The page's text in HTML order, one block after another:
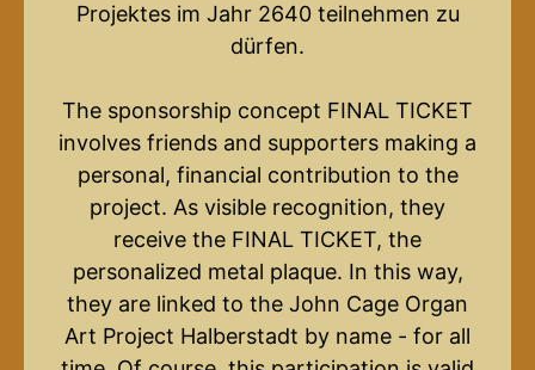
Projektes im Jahr 2640 teilnehmen zu
dürfen.
The sponsorship concept FINAL TICKET
involves friends and supporters making a
personal, financial contribution to the
project. As visible recognition, they
receive the FINAL TICKET, the
personalized metal plaque. In this way,
they are linked to the John Cage Organ
Art Project Halberstadt by name - for all